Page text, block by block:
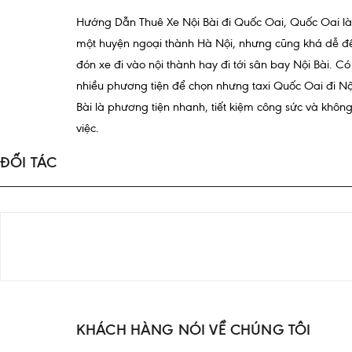
Hướng Dẫn Thuê Xe Nội Bài đi Quốc Oai, Quốc Oai là
một huyện ngoại thành Hà Nội, nhưng cũng khá dễ
đón xe đi vào nội thành hay đi tới sân bay Nội Bài. Có
nhiều phương tiện để chọn nhưng taxi Quốc Oai đi
Bài là phương tiện nhanh, tiết kiệm công sức và
việc.
ĐỐI TÁC
KHÁCH HÀNG NÓI VỀ CHÚNG TÔI